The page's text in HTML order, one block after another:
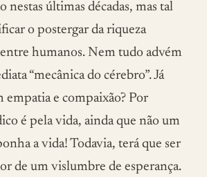
nestas últimas décadas, mas tal
o postergar da riqueza
humanos. Nem tudo advém
“mecânica do cérebro”. Já
empatia e compaixão? Por
é pela vida, ainda que não um
a vida! Todavia, terá que ser
de um vislumbre de esperança.